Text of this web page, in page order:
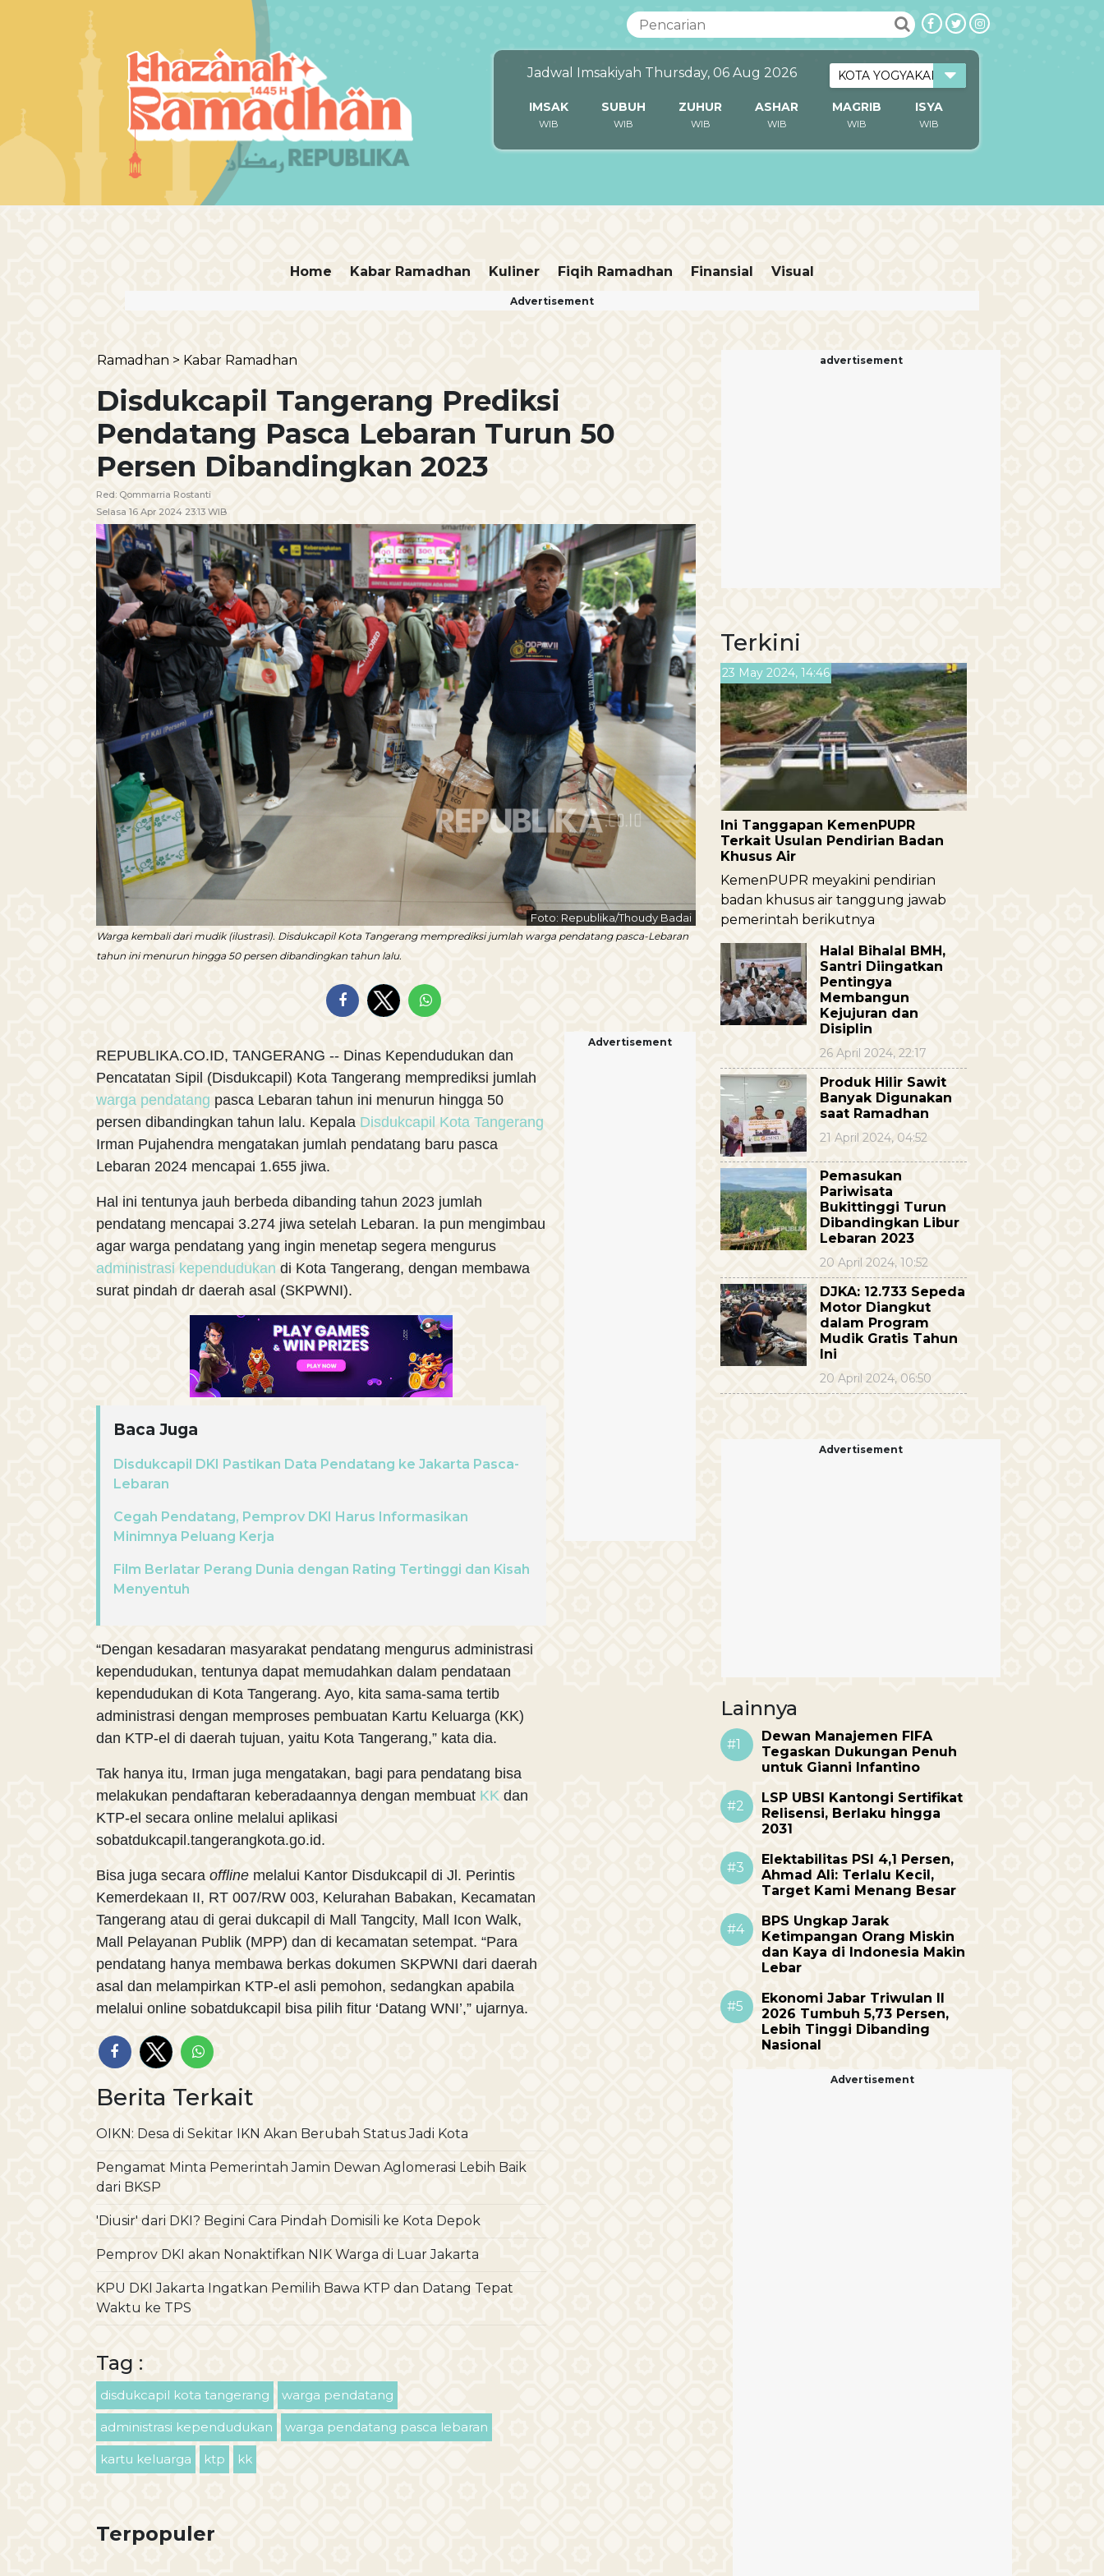
Jadwal Imsakiyah Thursday, 06 Aug 2026
IMSAK SUBUH ZUHUR ASHAR MAGRIB ISYA
WIB WIB WIB WIB WIB WIB
Home Kabar Ramadhan Kuliner Fiqih Ramadhan Finansial Visual
Advertisement
Ramadhan > Kabar Ramadhan
Disdukcapil Tangerang Prediksi
Pendatang Pasca Lebaran Turun 50
Persen Dibandingkan 2023
Red: Qommarria Rostanti
Selasa 16 Apr 2024 23:13 WIB
Foto: Republika/Thoudy Badai
Warga kembali dari mudik (ilustrasi). Disdukcapil Kota Tangerang memprediksi jumlah warga pendatang pasca-Lebaran
tahun ini menurun hingga 50 persen dibandingkan tahun lalu.
REPUBLIKA.CO.ID, TANGERANG -- Dinas Kependudukan dan
Pencatatan Sipil (Disdukcapil) Kota Tangerang memprediksi jumlah
warga pendatang pasca Lebaran tahun ini menurun hingga 50
persen dibandingkan tahun lalu. Kepala Disdukcapil Kota Tangerang
Irman Pujahendra mengatakan jumlah pendatang baru pasca
Lebaran 2024 mencapai 1.655 jiwa.
Hal ini tentunya jauh berbeda dibanding tahun 2023 jumlah
pendatang mencapai 3.274 jiwa setelah Lebaran. Ia pun mengimbau
agar warga pendatang yang ingin menetap segera mengurus
administrasi kependudukan di Kota Tangerang, dengan membawa
surat pindah dr daerah asal (SKPWNI).
Baca Juga
Disdukcapil DKI Pastikan Data Pendatang ke Jakarta Pasca-
Lebaran
Cegah Pendatang, Pemprov DKI Harus Informasikan
Minimnya Peluang Kerja
Film Berlatar Perang Dunia dengan Rating Tertinggi dan Kisah
Menyentuh
“Dengan kesadaran masyarakat pendatang mengurus administrasi
kependudukan, tentunya dapat memudahkan dalam pendataan
kependudukan di Kota Tangerang. Ayo, kita sama-sama tertib
administrasi dengan memproses pembuatan Kartu Keluarga (KK)
dan KTP-el di daerah tujuan, yaitu Kota Tangerang,” kata dia.
Tak hanya itu, Irman juga mengatakan, bagi para pendatang bisa
melakukan pendaftaran keberadaannya dengan membuat KK dan
KTP-el secara online melalui aplikasi
sobatdukcapil.tangerangkota.go.id.
Bisa juga secara offline melalui Kantor Disdukcapil di Jl. Perintis
Kemerdekaan II, RT 007/RW 003, Kelurahan Babakan, Kecamatan
Tangerang atau di gerai dukcapil di Mall Tangcity, Mall Icon Walk,
Mall Pelayanan Publik (MPP) dan di kecamatan setempat. “Para
pendatang hanya membawa berkas dokumen SKPWNI dari daerah
asal dan melampirkan KTP-el asli pemohon, sedangkan apabila
melalui online sobatdukcapil bisa pilih fitur ‘Datang WNI’,” ujarnya.
Berita Terkait
OIKN: Desa di Sekitar IKN Akan Berubah Status Jadi Kota
Pengamat Minta Pemerintah Jamin Dewan Aglomerasi Lebih Baik
dari BKSP
'Diusir' dari DKI? Begini Cara Pindah Domisili ke Kota Depok
Pemprov DKI akan Nonaktifkan NIK Warga di Luar Jakarta
KPU DKI Jakarta Ingatkan Pemilih Bawa KTP dan Datang Tepat
Waktu ke TPS
Tag :
disdukcapil kota tangerang warga pendatang
administrasi kependudukan warga pendatang pasca lebaran
kartu keluarga ktp kk
Terpopuler
Advertisement
advertisement
Terkini
23 May 2024, 14:46
Ini Tanggapan KemenPUPR
Terkait Usulan Pendirian Badan
Khusus Air
KemenPUPR meyakini pendirian
badan khusus air tanggung jawab
pemerintah berikutnya
Halal Bihalal BMH,
Santri Diingatkan
Pentingya
Membangun
Kejujuran dan
Disiplin
26 April 2024, 22:17
Produk Hilir Sawit
Banyak Digunakan
saat Ramadhan
21 April 2024, 04:52
Pemasukan
Pariwisata
Bukittinggi Turun
Dibandingkan Libur
Lebaran 2023
20 April 2024, 10:52
DJKA: 12.733 Sepeda
Motor Diangkut
dalam Program
Mudik Gratis Tahun
Ini
20 April 2024, 06:50
Advertisement
Lainnya
#1
Dewan Manajemen FIFA
Tegaskan Dukungan Penuh
untuk Gianni Infantino
#2
LSP UBSI Kantongi Sertifikat
Relisensi, Berlaku hingga
2031
#3
Elektabilitas PSI 4,1 Persen,
Ahmad Ali: Terlalu Kecil,
Target Kami Menang Besar
#4
BPS Ungkap Jarak
Ketimpangan Orang Miskin
dan Kaya di Indonesia Makin
Lebar
#5
Ekonomi Jabar Triwulan II
2026 Tumbuh 5,73 Persen,
Lebih Tinggi Dibanding
Nasional
Advertisement